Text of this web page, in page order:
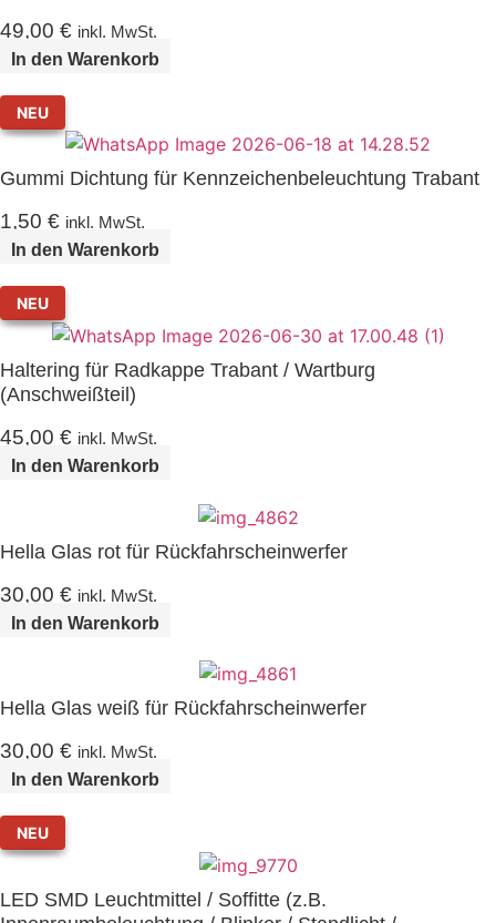
49,00 € inkl. MwSt.
In den Warenkorb
NEU
Gummi Dichtung für Kennzeichenbeleuchtung Trabant
1,50 € inkl. MwSt.
In den Warenkorb
NEU
Haltering für Radkappe Trabant / Wartburg
(Anschweißteil)
45,00 € inkl. MwSt.
In den Warenkorb
Hella Glas rot für Rückfahrscheinwerfer
30,00 € inkl. MwSt.
In den Warenkorb
Hella Glas weiß für Rückfahrscheinwerfer
30,00 € inkl. MwSt.
In den Warenkorb
NEU
LED SMD Leuchtmittel / Soffitte (z.B.